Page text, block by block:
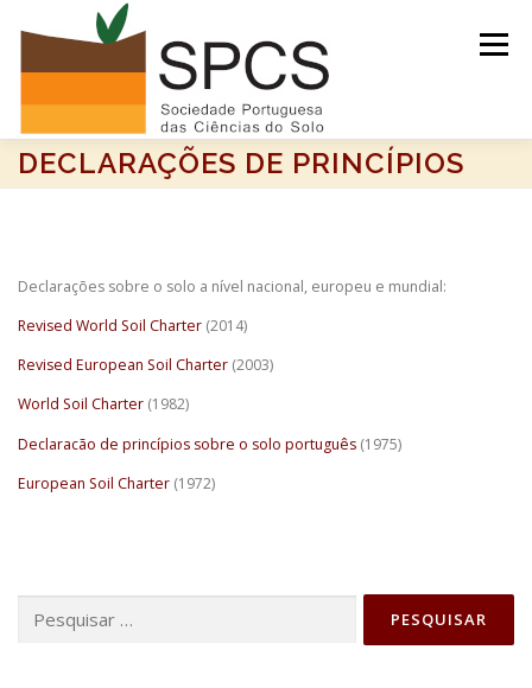
para
Menu
NOTÍCIAS/EVENTOS
ARQUIVO
DECLARAÇÕES DE PRINCÍPIOS
Declarações sobre o solo a nível nacional, europeu e mundial:
Revised World Soil Charter (2014)
Revised European Soil Charter (2003)
World Soil Charter (1982)
Declaracão de princípios sobre o solo português (1975)
European Soil Charter (1972)
por: